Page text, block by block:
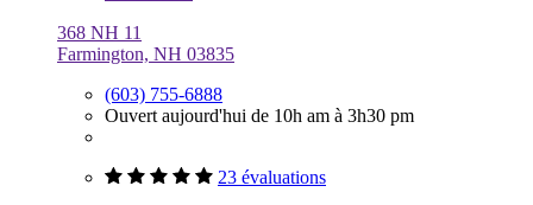
368 NH 11
Farmington, NH 03835
(603) 755-6888
Ouvert aujourd'hui de 10h am à 3h30 pm
23 évaluations